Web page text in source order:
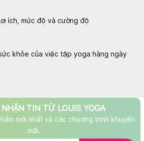
ích, mức độ và cường độ
khỏe của việc tập yoga hàng ngày
TIN TỪ LOUIS YOGA
mới nhất và các chương trình khuyến
mãi.